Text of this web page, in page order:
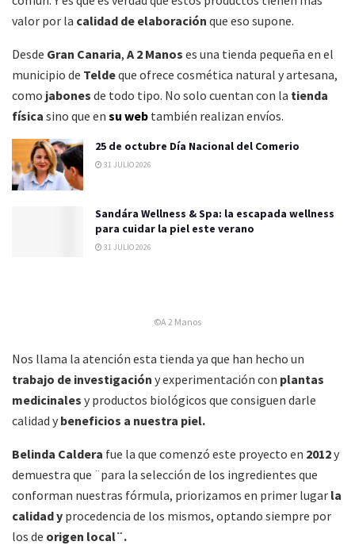
valor por la calidad de elaboración que eso supone.
Desde Gran Canaria, A 2 Manos es una tienda pequeña en el
municipio de Teldeque ofrece cosmética natural y artesana,
como jabones de todo tipo. No solo cuentan con la tienda
física sino que en su web también realizan envíos.
25 de octubre Día Nacional del Comerio
31 JULIO 2026
Sandára Wellness & Spa: la escapada wellness
para cuidar la piel este verano
31 JULIO 2026
©A 2 Manos
Nos llama la atención esta tienda ya que han hecho un
trabajo de investigación y experimentación con plantas
medicinales y productos biológicos que consiguen darle
calidad y beneficios a nuestra piel.
Belinda Caldera fue la que comenzó este proyecto en 2012y
demuestra que ¨para la selección de los ingredientes que
conforman nuestras fórmula, priorizamos en primer lugar la
calidad y procedencia de los mismos, optando siempre por
los de origen local¨.